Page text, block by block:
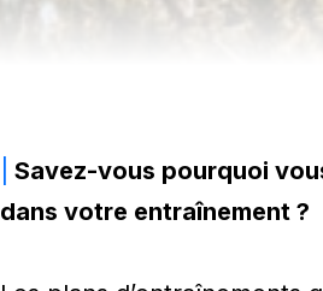
Savez-vous pourquoi
dans votre entraînement ?